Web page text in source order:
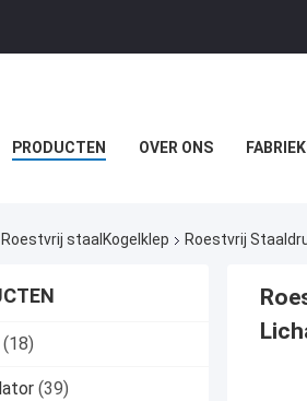
PRODUCTEN OVER ONS
Roestvrij staalKogelklep Roestvrij
(18)
(39)